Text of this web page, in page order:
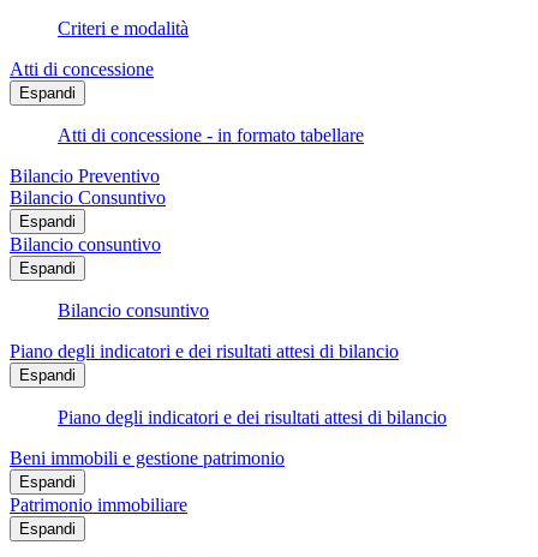
Criteri e modalità
Atti di concessione
Espandi
Atti di concessione - in formato tabellare
Bilancio Preventivo
Bilancio Consuntivo
Espandi
Bilancio consuntivo
Espandi
Bilancio consuntivo
Piano degli indicatori e dei risultati attesi di bilancio
Espandi
Piano degli indicatori e dei risultati attesi di bilancio
Beni immobili e gestione patrimonio
Espandi
Patrimonio immobiliare
Espandi